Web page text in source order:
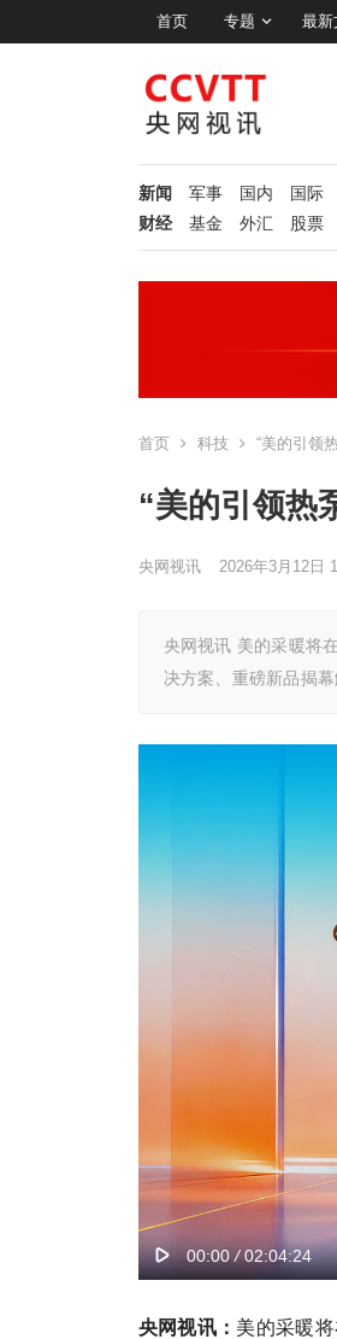
首页 专题 最新
新闻 军事 国内
国际
财经
基金 外汇 股票
首页 科技 “美的引领
“美的引领热
央网视讯 2026年3月12日
央网视讯 美的采暖将
决方案、重磅新品揭
央网视讯： 美的采暖